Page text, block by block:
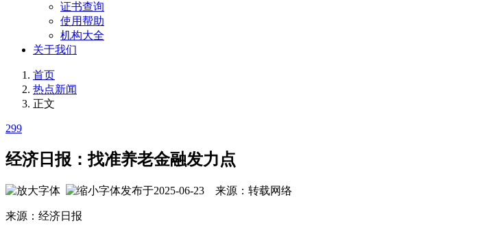
证书查询
使用帮助
机构大全
关于我们
首页
热点新闻
正文
299
经济日报：找准养老金融发力点
发布于2025-06-23 来源：转载网络
来源：经济日报